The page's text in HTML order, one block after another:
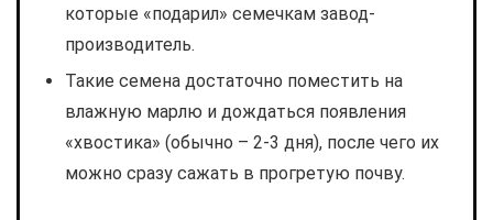
которые «подарил» семечкам завод-
производитель.
Такие семена достаточно поместить на
влажную марлю и дождаться появления
«хвостика» (обычно – 2-3 дня), после чего их
можно сразу сажать в прогретую почву.